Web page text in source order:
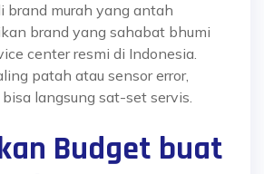
brand murah yang antah
brand yang sahabat bhumi
center resmi di Indonesia.
patah atau sensor error,
bisa langsung sat-set servis.
Budget buat